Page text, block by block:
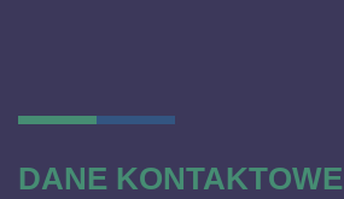
DANE KONTAKTOWE